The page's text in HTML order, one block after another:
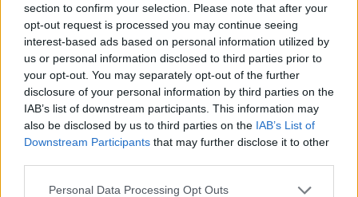
section to confirm your selection. Please note that after your
opt-out request is processed you may continue seeing
interest-based ads based on personal information utilized by
us or personal information disclosed to third parties prior to
your opt-out. You may separately opt-out of the further
disclosure of your personal information by third parties on the
IAB’s list of downstream participants. This information may
also be disclosed by us to third parties on the IAB’s List of
Downstream Participants that may further disclose it to other
Personal Data Processing Opt Outs
Tusk arra reagált, hogy vasárnap Londonban
csúcstalálkozót rendeztek az úgynevezett E3-csoport
(Nagy-Britannia, Franciaország és Németország) vezetői,
valamint Volodimir Zelenszkij ukrán elnök részvételével.
Újságírók azt kérdezték, hogy a lengyel kormányfő miért
nem vett részt a csúcson. Tusk elmondta, hogy a londoni
találkozó témáját hétfő reggel telefonon megvitatta...
KEDVES OLVASÓNK!